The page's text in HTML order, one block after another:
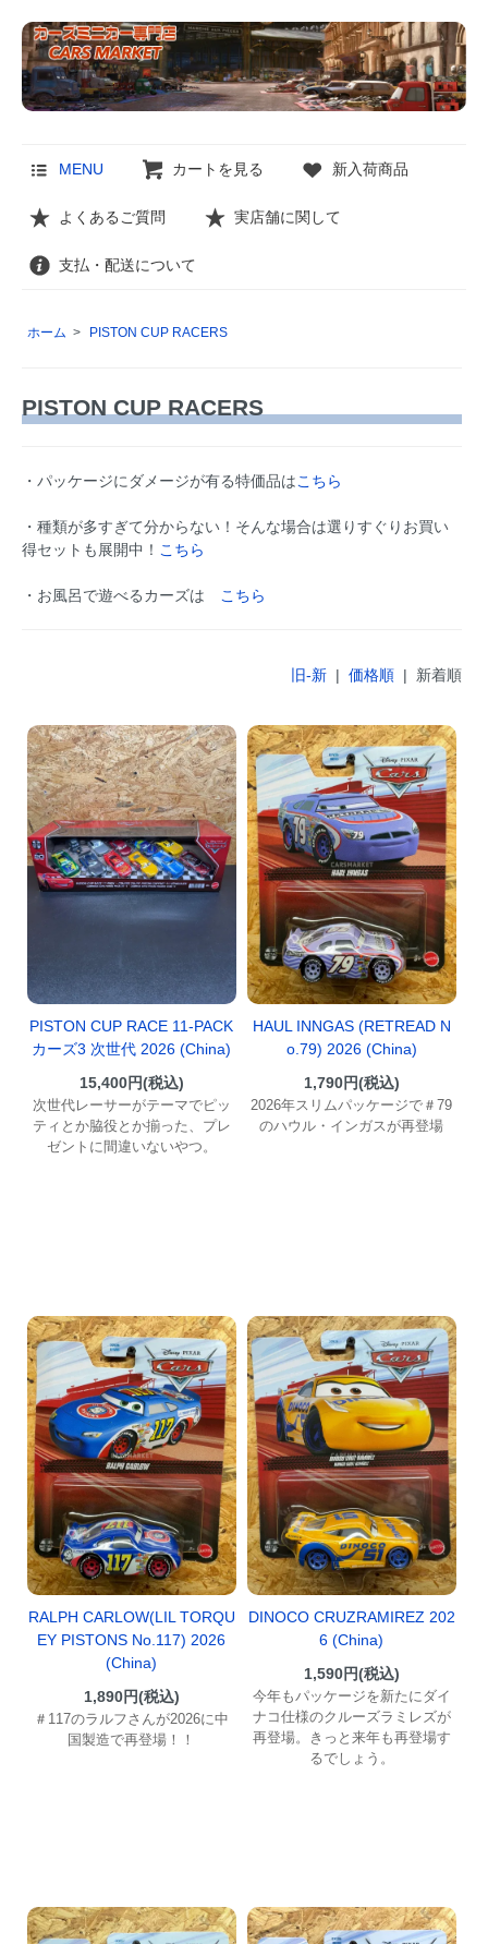
MENU カートを見る 新入荷商品
よくあるご質問 実店舗に関して
支払・配送について
ホーム > PISTON CUP RACERS
PISTON CUP RACERS
・パッケージにダメージが有る特価品はこちら
・種類が多すぎて分からない！そんな場合は選りすぐりお買い
得セットも展開中！ こちら
・お風呂で遊べるカーズは こちら
旧-新| 価格順| 新着順
PISTON CUP RACE 11-PACK
カーズ3 次世代 2026 (China)
15,400円(税込)
次世代レーサーがテーマでピッ
ティとか脇役とか揃った、プレ
ゼントに間違いないやつ。
HAUL INNGAS (RETREAD N
o.79) 2026 (China)
1,790円(税込)
2026年スリムパッケージで＃79
のハウル・インガスが再登場
RALPH CARLOW(LIL TORQU
EY PISTONS No.117) 2026
(China)
1,890円(税込)
＃117のラルフさんが2026に中
国製造で再登場！！
DINOCO CRUZRAMIREZ 202
6 (China)
1,590円(税込)
今年もパッケージを新たにダイ
ナコ仕様のクルーズラミレズが
再登場。きっと来年も再登場す
るでしょう。